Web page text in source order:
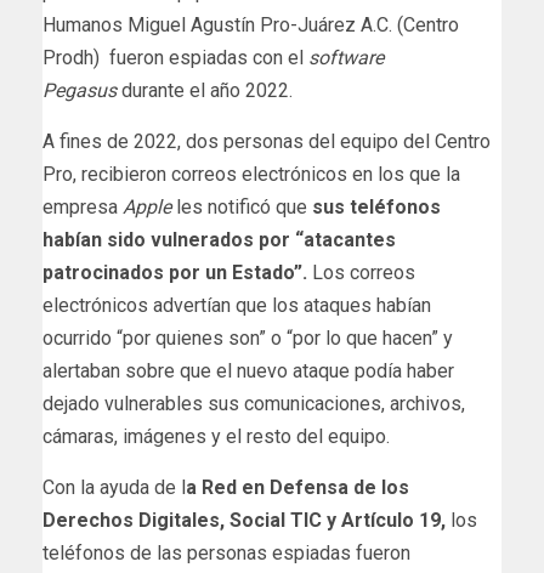
Humanos Miguel Agustín Pro-Juárez A.C. (Centro
Prodh) fueron espiadas con el software
Pegasusdurante el año 2022.
A fines de 2022, dos personas del equipo del Centro
Pro, recibieron correos electrónicos en los que la
empresa Appleles notificó que sus teléfonos
habían sido vulnerados por “atacantes
patrocinados por un Estado”. Los correos
electrónicos advertían que los ataques habían
ocurrido “por quienes son” o “por lo que hacen” y
alertaban sobre que el nuevo ataque podía haber
dejado vulnerables sus comunicaciones, archivos,
cámaras, imágenes y el resto del equipo.
Con la ayuda de la Red en Defensa de los
Derechos Digitales, Social TIC y Artículo 19, los
teléfonos de las personas espiadas fueron